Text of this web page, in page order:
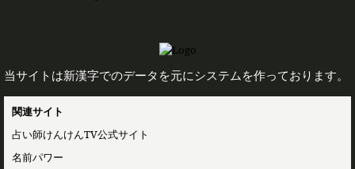
当サイトは新漢字でのデータを元にシステムを作っております。
関連サイト
占い師けんけんTV公式サイト
名前パワー